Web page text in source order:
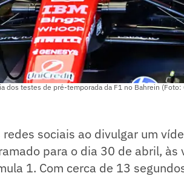
dos testes de pré-temporada da F1 no Bahrein (Foto:
sociais ao divulgar um
para o dia 30 de abril, às
1. Com cerca de 13